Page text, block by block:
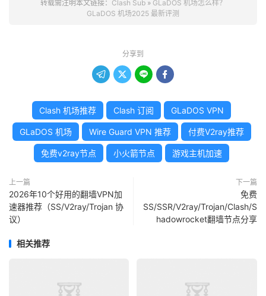
转载需注明本文链接： Clash Sub» GLaDOS 机场怎么样？
GLaDOS 机场2025 最新评测
分享到
   
Clash 机场推荐 Clash 订阅 GLaDOS VPN
GLaDOS 机场 Wire Guard VPN 推荐 付费V2ray推荐
免费v2ray节点 小火箭节点 游戏主机加速
上一篇
2026年10个好用的翻墙VPN加
速器推荐（SS/V2ray/Trojan 协
议）
下一篇
免费
SS/SSR/V2ray/Trojan/Clash/S
hadowrocket翻墙节点分享
相关推荐